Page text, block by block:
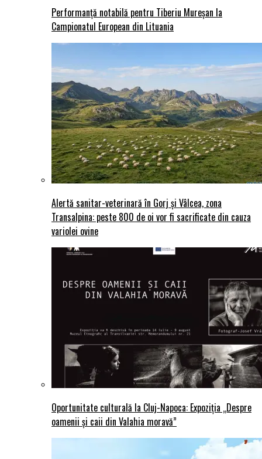
Performanță notabilă pentru Tiberiu Mureșan la
Campionatul European din Lituania
Alertă sanitar-veterinară în Gorj și Vâlcea, zona
Transalpina: peste 800 de oi vor fi sacrificate din cauza
variolei ovine
Oportunitate culturală la Cluj-Napoca: Expoziția „Despre
oamenii și caii din Valahia moravă”